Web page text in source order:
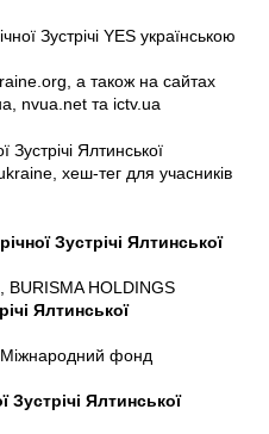
Зустрічі YES українською
а також на сайтах
nvua.net та ictv.ua
Зустрічі Ялтинської
хеш-тег для учасників
Зустрічі Ялтинської
HOLDINGS
Ялтинської
фонд
Зустрічі Ялтинської